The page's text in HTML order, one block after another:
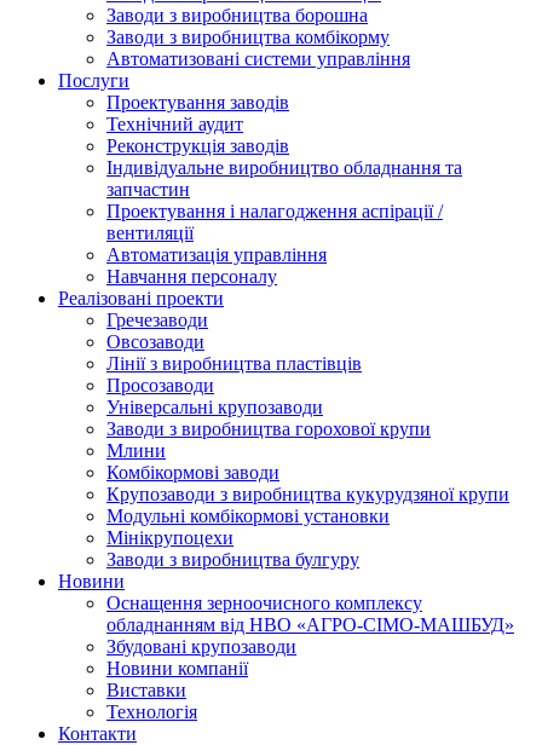
Заводи з виробництва борошна
Заводи з виробництва комбікорму
Автоматизовані системи управління
Послуги
Проектування заводів
Технічний аудит
Реконструкція заводів
Індивідуальне виробництво обладнання та
запчастин
Проектування і налагодження аспірації /
вентиляції
Автоматизація управління
Навчання персоналу
Реалізовані проекти
Гречезаводи
Овсозаводи
Лінії з виробництва пластівців
Просозаводи
Універсальні крупозаводи
Заводи з виробництва горохової крупи
Млини
Комбікормові заводи
Крупозаводи з виробництва кукурудзяної крупи
Модульні комбікормові установки
Мінікрупоцехи
Заводи з виробництва булгуру
Новини
Оснащення зерноочисного комплексу
обладнанням від НВО «АГРО-СІМО-МАШБУД»
Збудовані крупозаводи
Новини компанії
Виставки
Технологія
Контакти